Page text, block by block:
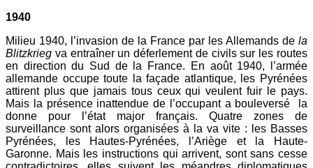
1940
Milieu 1940, l’invasion de la France par les Allemands de la
Blitzkrieg va entraîner un déferlement de civils sur les routes
en direction du Sud de la France. En août 1940, l’armée
allemande occupe toute la façade atlantique, les Pyrénées
attirent plus que jamais tous ceux qui veulent fuir le pays.
Mais la présence inattendue de l’occupant a bouleversé la
donne pour l’état major français. Quatre zones de
surveillance sont alors organisées à la va vite : les Basses
Pyrénées, les Hautes-Pyrénées, l’Ariège et la Haute-
Garonne. Mais les instructions qui arrivent, sont sans cesse